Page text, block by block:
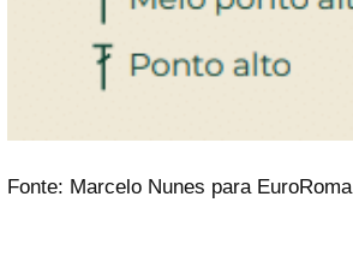
Fonte: Marcelo Nunes para EuroRoma